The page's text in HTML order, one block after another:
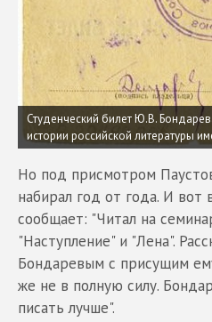
Студенческий билет Ю.В.
истории российской литературы
Но под присмотром
набирал год от года. И вот
сообщает: "Читал на
"Наступление" и "Лена".
Бондаревым с присущим
же не в полную силу.
писать лучше".